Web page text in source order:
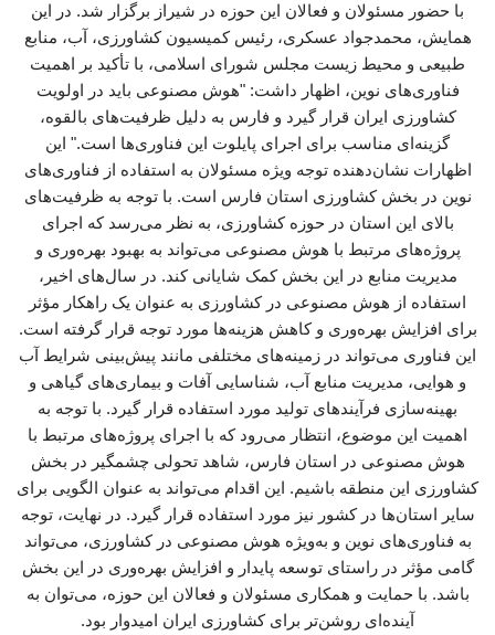
با حضور مسئولان و فعالان این حوزه در شیراز برگزار شد. در این
همایش، محمدجواد عسکری، رئیس کمیسیون کشاورزی، آب، منابع
طبیعی و محیط زیست مجلس شورای اسلامی، با تأکید بر اهمیت
فناوری‌های نوین، اظهار داشت: "هوش مصنوعی باید در اولویت
کشاورزی ایران قرار گیرد و فارس به دلیل ظرفیت‌های بالقوه،
گزینه‌ای مناسب برای اجرای پایلوت این فناوری‌ها است." این
اظهارات نشان‌دهنده توجه ویژه مسئولان به استفاده از فناوری‌های
نوین در بخش کشاورزی استان فارس است. با توجه به ظرفیت‌های
بالای این استان در حوزه کشاورزی، به نظر می‌رسد که اجرای
پروژه‌های مرتبط با هوش مصنوعی می‌تواند به بهبود بهره‌وری و
مدیریت منابع در این بخش کمک شایانی کند. در سال‌های اخیر،
استفاده از هوش مصنوعی در کشاورزی به عنوان یک راهکار مؤثر
برای افزایش بهره‌وری و کاهش هزینه‌ها مورد توجه قرار گرفته است.
این فناوری می‌تواند در زمینه‌های مختلفی مانند پیش‌بینی شرایط آب
و هوایی، مدیریت منابع آب، شناسایی آفات و بیماری‌های گیاهی و
بهینه‌سازی فرآیندهای تولید مورد استفاده قرار گیرد. با توجه به
اهمیت این موضوع، انتظار می‌رود که با اجرای پروژه‌های مرتبط با
هوش مصنوعی در استان فارس، شاهد تحولی چشمگیر در بخش
کشاورزی این منطقه باشیم. این اقدام می‌تواند به عنوان الگویی برای
سایر استان‌ها در کشور نیز مورد استفاده قرار گیرد. در نهایت، توجه
به فناوری‌های نوین و به‌ویژه هوش مصنوعی در کشاورزی، می‌تواند
گامی مؤثر در راستای توسعه پایدار و افزایش بهره‌وری در این بخش
باشد. با حمایت و همکاری مسئولان و فعالان این حوزه، می‌توان به
آینده‌ای روشن‌تر برای کشاورزی ایران امیدوار بود.